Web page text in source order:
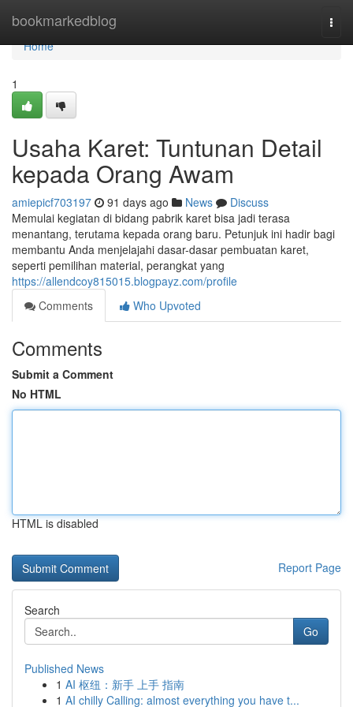
bookmarkedblog
Home
Home
1
Usaha Karet: Tuntunan Detail
kepada Orang Awam
amiepicf703197 91 days ago News
Discuss
Memulai kegiatan di bidang pabrik karet bisa jadi terasa
menantang, terutama kepada orang baru. Petunjuk ini hadir bagi
membantu Anda menjelajahi dasar-dasar pembuatan karet,
seperti pemilihan material, perangkat yang
https://allendcoy815015.blogpayz.com/profile
Comments
Who Upvoted
Comments
Submit a Comment
No HTML
HTML is disabled
Report Page
Search
Go
Published News
1 AI 枢纽：新手 上手 指南
1 AI chilly Calling: almost everything you have t...